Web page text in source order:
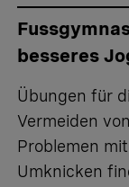
besseres
Übungen für
Vermeiden
Problemen
Umknicken